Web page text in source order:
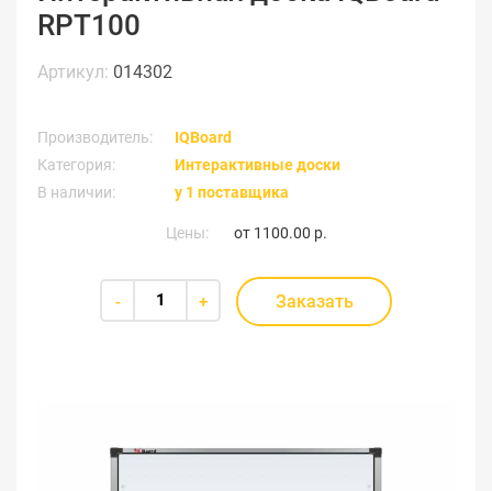
RPT100
Артикул: 014302
Производитель:
IQBoard
Категория:
Интерактивные доски
В наличии:
у 1 поставщика
Цены: от 1100.00 р.
- + Заказать